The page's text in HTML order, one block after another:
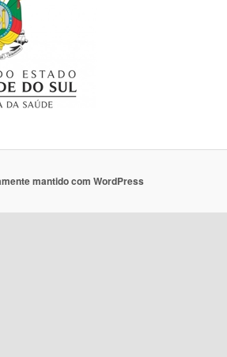
mantido com WordPress